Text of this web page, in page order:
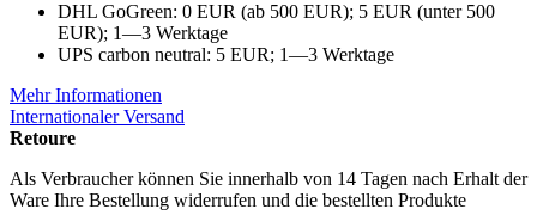
DHL GoGreen: 0 EUR (ab 500 EUR); 5 EUR (unter 500
EUR); 1—3 Werktage
UPS carbon neutral: 5 EUR; 1—3 Werktage
Mehr Informationen
Internationaler Versand
Retoure
Als Verbraucher können Sie innerhalb von 14 Tagen nach Erhalt der
Ware Ihre Bestellung widerrufen und die bestellten Produkte